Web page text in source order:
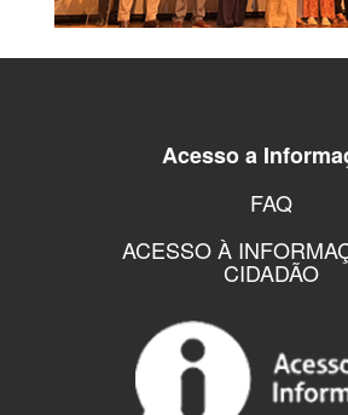
Acesso a
FAQ
ACESSO À
CIDADÃO